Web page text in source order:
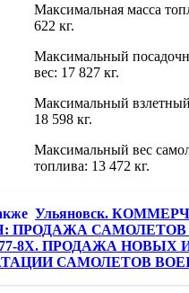
Максимальная масса
622 кг.
Максимальный
вес: 17 827 кг.
Максимальный
18 598 кг.
Максимальный вес
топлива: 13 472 кг.
Ульяновск.
ПРОДАЖА САМОЛЕТОВ
8X. ПРОДАЖА
САМОЛЕТОВ